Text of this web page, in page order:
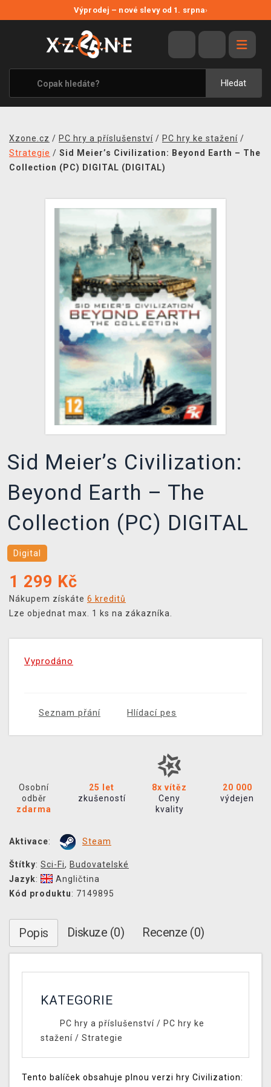
Výprodej – nové slevy od 1. srpna›
Hledat
VÝPRODEJ
VIDEOHRY
XZONE ORIGINALS
TÉMATIKY
MERCHANDISE
PRODEJNY
DOPRAVA
XZONE KLUB
TCG & BOARDGAME HUB
VÝKUP HER (BAZAR)
Xzone.cz / PC hry a příslušenství / PC hry ke stažení /
Strategie / Sid Meier’s Civilization: Beyond Earth – The
Collection (PC) DIGITAL (DIGITAL)
Sid Meier’s Civilization:
Beyond Earth – The
Collection (PC) DIGITAL
Digital
1 299 Kč
Nákupem získáte 6 kreditů
Lze objednat max. 1 ks na zákazníka.
Vyprodáno
Seznam přání Hlídací pes
Osobní
odběr
zdarma
25 let
zkušeností
8x vítěz
Ceny
kvality
20 000
výdejen
Aktivace: Steam
Štítky: Sci-Fi, Budovatelské
Jazyk:
Angličtina
Kód produktu: 7149895
Popis Diskuze (0) Recenze (0)
KATEGORIE
PC hry a příslušenství/ PC hry ke
stažení / Strategie
Tento balíček obsahuje plnou verzi hry Civilization: